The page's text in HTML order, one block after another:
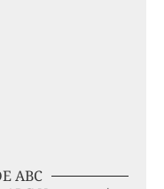
ABC